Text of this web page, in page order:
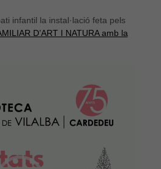
infantil la instal·lació feta pels
D’ART I NATURA amb la